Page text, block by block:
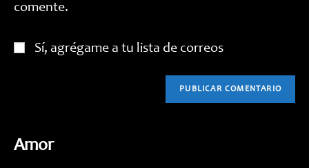
comente.
Sí, agrégame a tu lista de correos
Amor